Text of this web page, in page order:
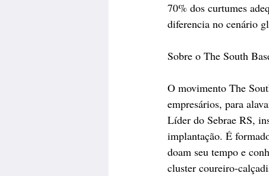
70% dos curtumes
diferencia no cenário
Sobre o The South
O movimento The
empresários, para
Líder do Sebrae RS,
implantação. É
doam seu tempo e
cluster coureiro-